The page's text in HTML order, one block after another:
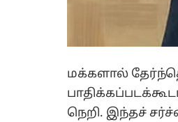
மக்களால்
நெறி. இந்தச்